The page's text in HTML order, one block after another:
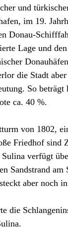
und
im 19.
Donau-
Lage und
die Stadt
So beträgt
ca. 40 %.
von 1802,
Friedhof sind
Sulina verfügt
Sandstrand am
aber noch
die